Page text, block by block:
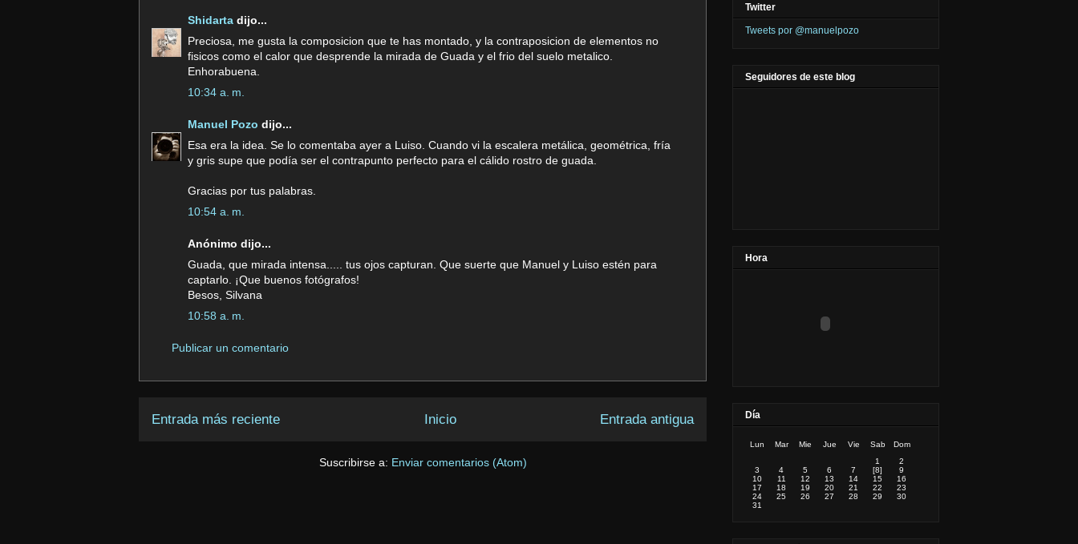
Shidarta dijo...
Preciosa, me gusta la composicion que te has montado, y la contraposicion de elementos no
fisicos como el calor que desprende la mirada de Guada y el frio del suelo metalico.
Enhorabuena.
10:34 a. m.
Manuel Pozo dijo...
Esa era la idea. Se lo comentaba ayer a Luiso. Cuando vi la escalera metálica, geométrica, fría
y gris supe que podía ser el contrapunto perfecto para el cálido rostro de guada.
Gracias por tus palabras.
10:54 a. m.
Anónimo dijo...
Guada, que mirada intensa..... tus ojos capturan. Que suerte que Manuel y Luiso estén para
captarlo. ¡Que buenos fotógrafos!
Besos, Silvana
10:58 a. m.
Publicar un comentario
Entrada más reciente Entrada antigua
Inicio
Suscribirse a: Enviar comentarios (Atom)
Twitter
Tweets por @manuelpozo
Seguidores de este blog
Hora
Día
Lun Mar Mie Jue Vie Sab
Dom
1
2
3
4 5 6 7 [8]
9
10
11 12 13 14 15
16
17
18 19 20 21 22
23
24
25 26 27 28 29
30
31